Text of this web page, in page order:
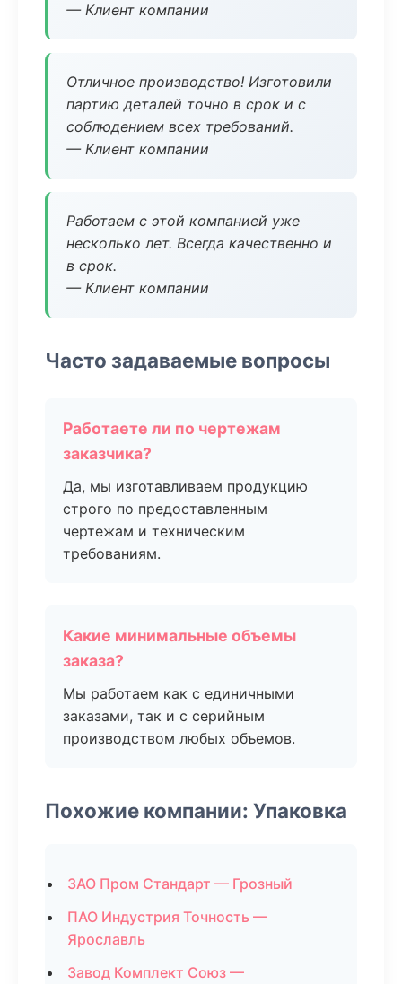
— Клиент компании
Отличное производство! Изготовили
партию деталей точно в срок и с
соблюдением всех требований.
— Клиент компании
Работаем с этой компанией уже
несколько лет. Всегда качественно и
в срок.
— Клиент компании
Часто задаваемые вопросы
Работаете ли по чертежам
заказчика?
Да, мы изготавливаем продукцию
строго по предоставленным
чертежам и техническим
требованиям.
Какие минимальные объемы
заказа?
Мы работаем как с единичными
заказами, так и с серийным
производством любых объемов.
Похожие компании: Упаковка
ЗАО Пром Стандарт — Грозный
ПАО Индустрия Точность —
Ярославль
Завод Комплект Союз —